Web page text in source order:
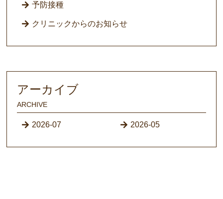
予防接種
クリニックからのお知らせ
アーカイブ
ARCHIVE
2026-07 2026-05